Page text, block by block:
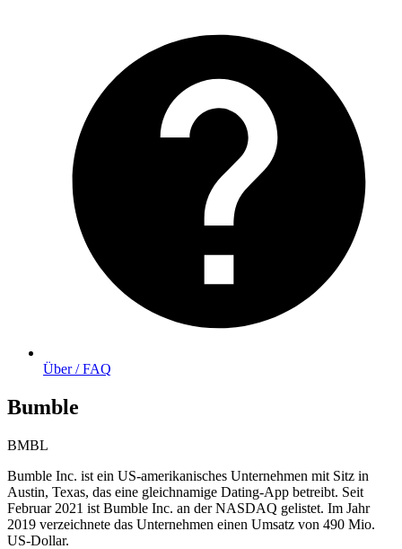
Über / FAQ
Bumble
BMBL
Bumble Inc. ist ein US-amerikanisches Unternehmen mit Sitz in
Austin, Texas, das eine gleichnamige Dating-App betreibt. Seit
Februar 2021 ist Bumble Inc. an der NASDAQ gelistet. Im Jahr
2019 verzeichnete das Unternehmen einen Umsatz von 490 Mio.
US-Dollar.